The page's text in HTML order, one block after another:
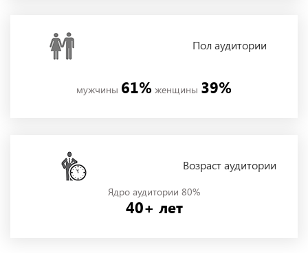
Полаудитории
мужчины 61% женщины 39%
Возраст аудитории
Ядро аудитории 80%
40+ лет